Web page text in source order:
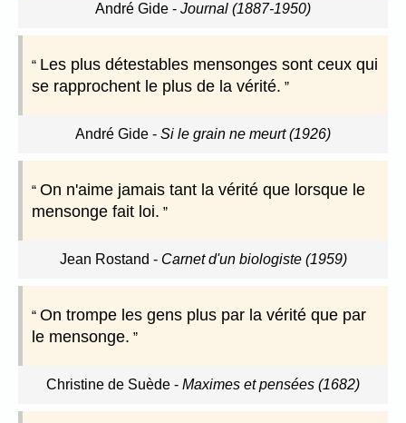
André Gide - Journal (1887-1950)
Les plus détestables mensonges sont ceux qui
se rapprochent le plus de la vérité.
André Gide - Si le grain ne meurt (1926)
On n'aime jamais tant la vérité que lorsque le
mensonge fait loi.
Jean Rostand - Carnet d'un biologiste (1959)
On trompe les gens plus par la vérité que par
le mensonge.
Christine de Suède - Maximes et pensées (1682)